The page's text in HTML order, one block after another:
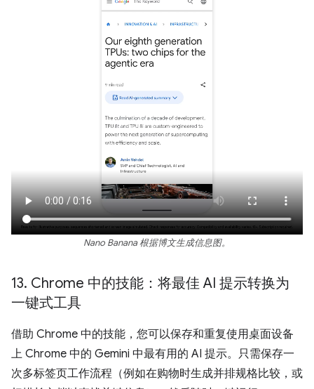
Nano Banana 根据博文生成信息图。
13. Chrome 中的技能：将最佳 AI 提示转换为
一键式工具
借助 Chrome 中的技能，您可以保存和重复使用桌面设备
上 Chrome 中的 Gemini 中最有用的 AI 提示。只需保存一
次多标签页工作流程（例如在购物时生成并排规格比较，或